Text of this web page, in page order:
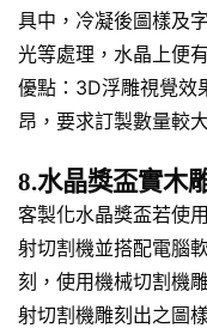
具中，冷凝後圖樣及
光等處理，水晶上便
優點：3D浮雕視覺效
昂，要求訂製數量較
8.水晶獎盃實木
客製化水晶獎盃若使
射切割機並搭配電腦
刻，使用機械切割機
射切割機雕刻出之圖